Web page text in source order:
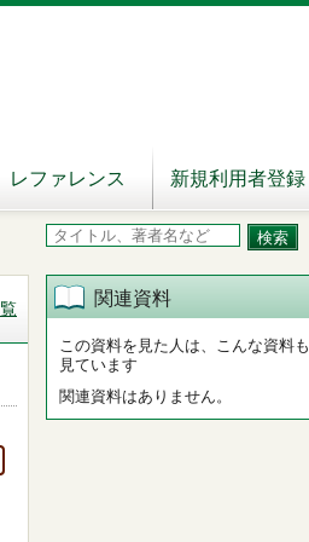
レファレンス 新規利用者登録
関連資料
この資料を見た人は、こんな資料も
見ています
関連資料はありません。